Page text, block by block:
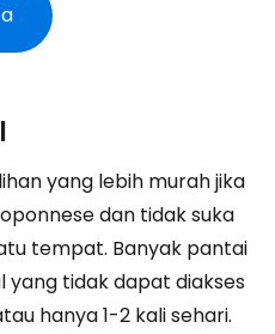
yang lebih murah jika
dan tidak suka
tempat. Banyak pantai
yang tidak dapat diakses
hanya 1-2 kali sehari.